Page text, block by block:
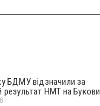
БДМУ відзначили за
НМТ на